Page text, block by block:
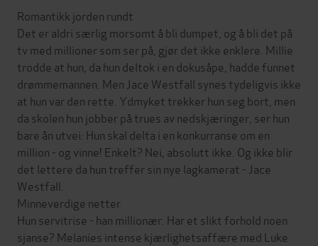
Romantikk jorden rundt
Det er aldri særlig morsomt å bli dumpet, og å bli det på
tv med millioner som ser på, gjør det ikke enklere. Millie
trodde at hun, da hun deltok i en dokusåpe, hadde funnet
drømmemannen. Men Jace Westfall synes tydeligvis ikke
at hun var den rette. Ydmyket trekker hun seg bort, men
da skolen hun jobber på trues av nedskjæringer, ser hun
bare ån utvei: Hun skal delta i en konkurranse om en
million - og vinne! Enkelt? Nei, absolutt ikke. Og ikke blir
det lettere da hun treffer sin nye lagkamerat - Jace
Westfall.
Minneverdige netter
Hun servitrise - han millionær. Har et slikt forhold noen
sjanse? Melanies intense kjærlighetsaffære med Luke